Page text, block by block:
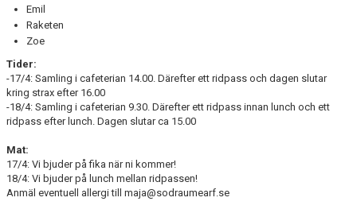
PROVISIONSFÖRSÄLJNING
FRAMSTEG
BOTNIA HÄSTKLINIK
SURF-FONDEN
SURF-HÄNG
TORSDAGSDRESSYREN
Emil
Raketen
Zoe
Tider:
-17/4: Samling i cafeterian 14.00. Därefter ett ridpass och dagen slutar
kring strax efter 16.00
-18/4: Samling i cafeterian 9.30. Därefter ett ridpass innan lunch och ett
ridpass efter lunch. Dagen slutar ca 15.00
Mat:
17/4: Vi bjuder på fika när ni kommer!
18/4: Vi bjuder på lunch mellan ridpassen!
Anmäl eventuell allergi till maja@sodraumearf.se